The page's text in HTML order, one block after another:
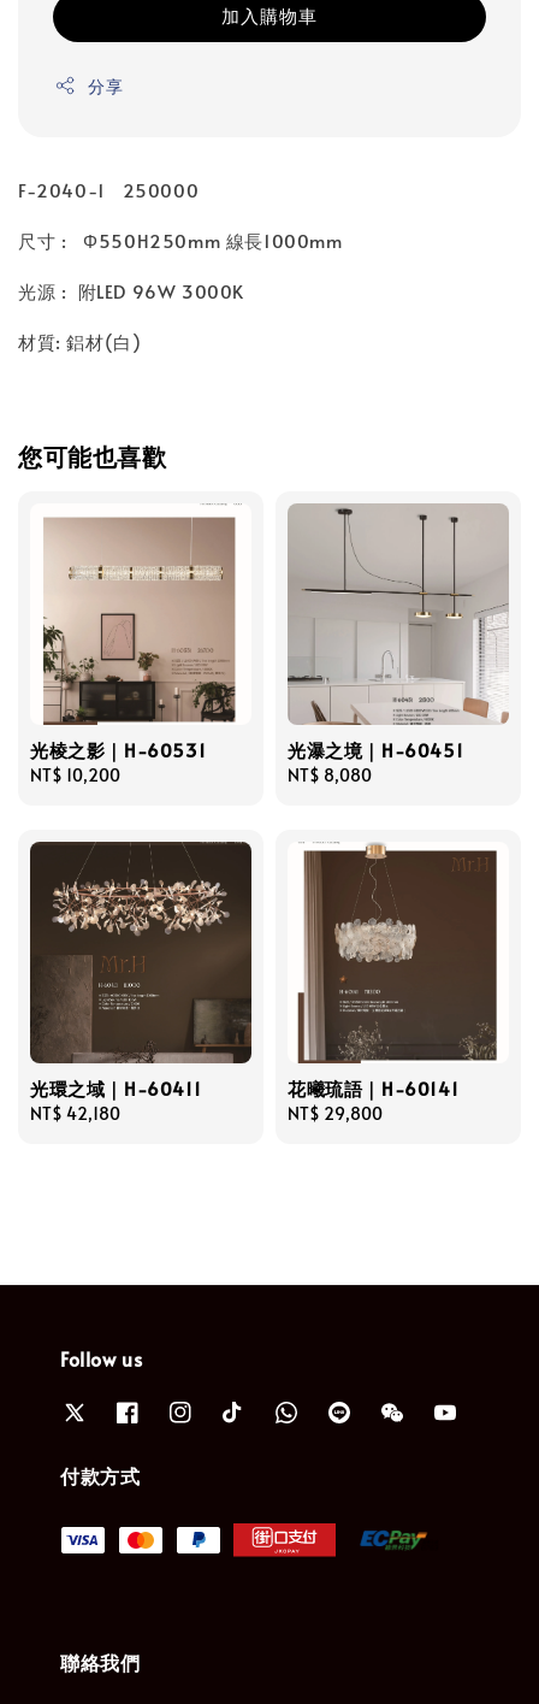
加入購物車
分享
F-2040-1 250000
尺寸 : Φ550H250mm 線長1000mm
光源 : 附LED 96W 3000K
材質: 鋁材(白)
您可能也喜歡
光棱之影｜H-60531
Regular
NT$ 10,200
光瀑之境｜H-60451
Regular
NT$ 8,080
光環之域｜H-60411
Regular
NT$ 42,180
花曦琉語｜H-60141
Regular
NT$ 29,800
Follow us
付款方式
聯絡我們